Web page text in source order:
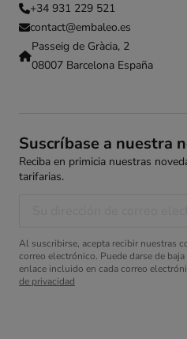
+34 931 229 521
contact@embaleo.es
Passeig de Gràcia, 2
08007 Barcelona España
Suscríbase a nuestra
Reciba en primicia nuestras
tarifarias.
Al suscribirse, acepta recibir nuestras
correo electrónico. Puede darse de
enlace incluido en cada correo
de privacidad